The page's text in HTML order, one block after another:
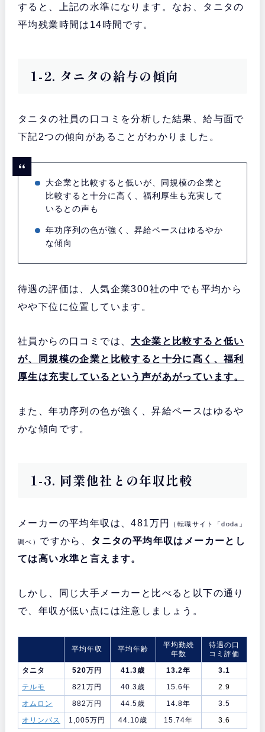
すると、上記の水準になります。なお、タニタの
平均残業時間は14時間です。
1-2. タニタの給与の傾向
タニタの社員の口コミを分析した結果、給与面で
下記2つの傾向があることがわかりました。
大企業と比較すると低いが、同規模の企業と
比較すると十分に高く、福利厚生も充実して
いるとの声も
年功序列の色が強く、昇給ペースはゆるやか
な傾向
待遇の評価は、人気企業300社の中でも平均から
やや下位に位置しています。
社員からの口コミでは、 大企業と比較すると低い
が、同規模の企業と比較すると十分に高く、福利
厚生は充実しているという声があがっています。
また、年功序列の色が強く、昇給ペースはゆるや
かな傾向です。
1-3. 同業他社との年収比較
メーカーの平均年収は、481万円 （転職サイト「doda」
調べ） ですから、 タニタの平均年収はメーカーとし
ては高い水準と言えます。
しかし、同じ大手メーカーと比べると以下の通り
で、年収が低い点には注意しましょう。
平均年収 平均年齢
平均勤続
年数
待遇の口
コミ評価
タニタ
520万円 41.3歳 13.2年
3.1
テルモ
821万円 40.3歳 15.6年
2.9
オムロン
882万円 44.5歳 14.8年
3.5
オリンパス
1,005万円 44.10歳 15.74年 3.6